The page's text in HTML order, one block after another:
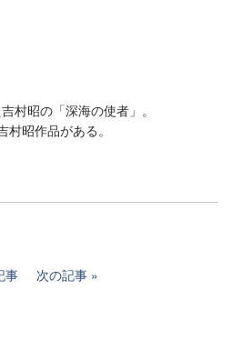
村昭の「深海の使者」。
昭作品がある。
事 次の記事